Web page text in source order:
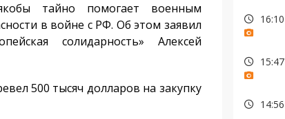
тайно помогает военным
в войне с РФ. Об этом заявил
солидарность» Алексей
500 тысяч долларов на закупку
16:10
15:47
14:56